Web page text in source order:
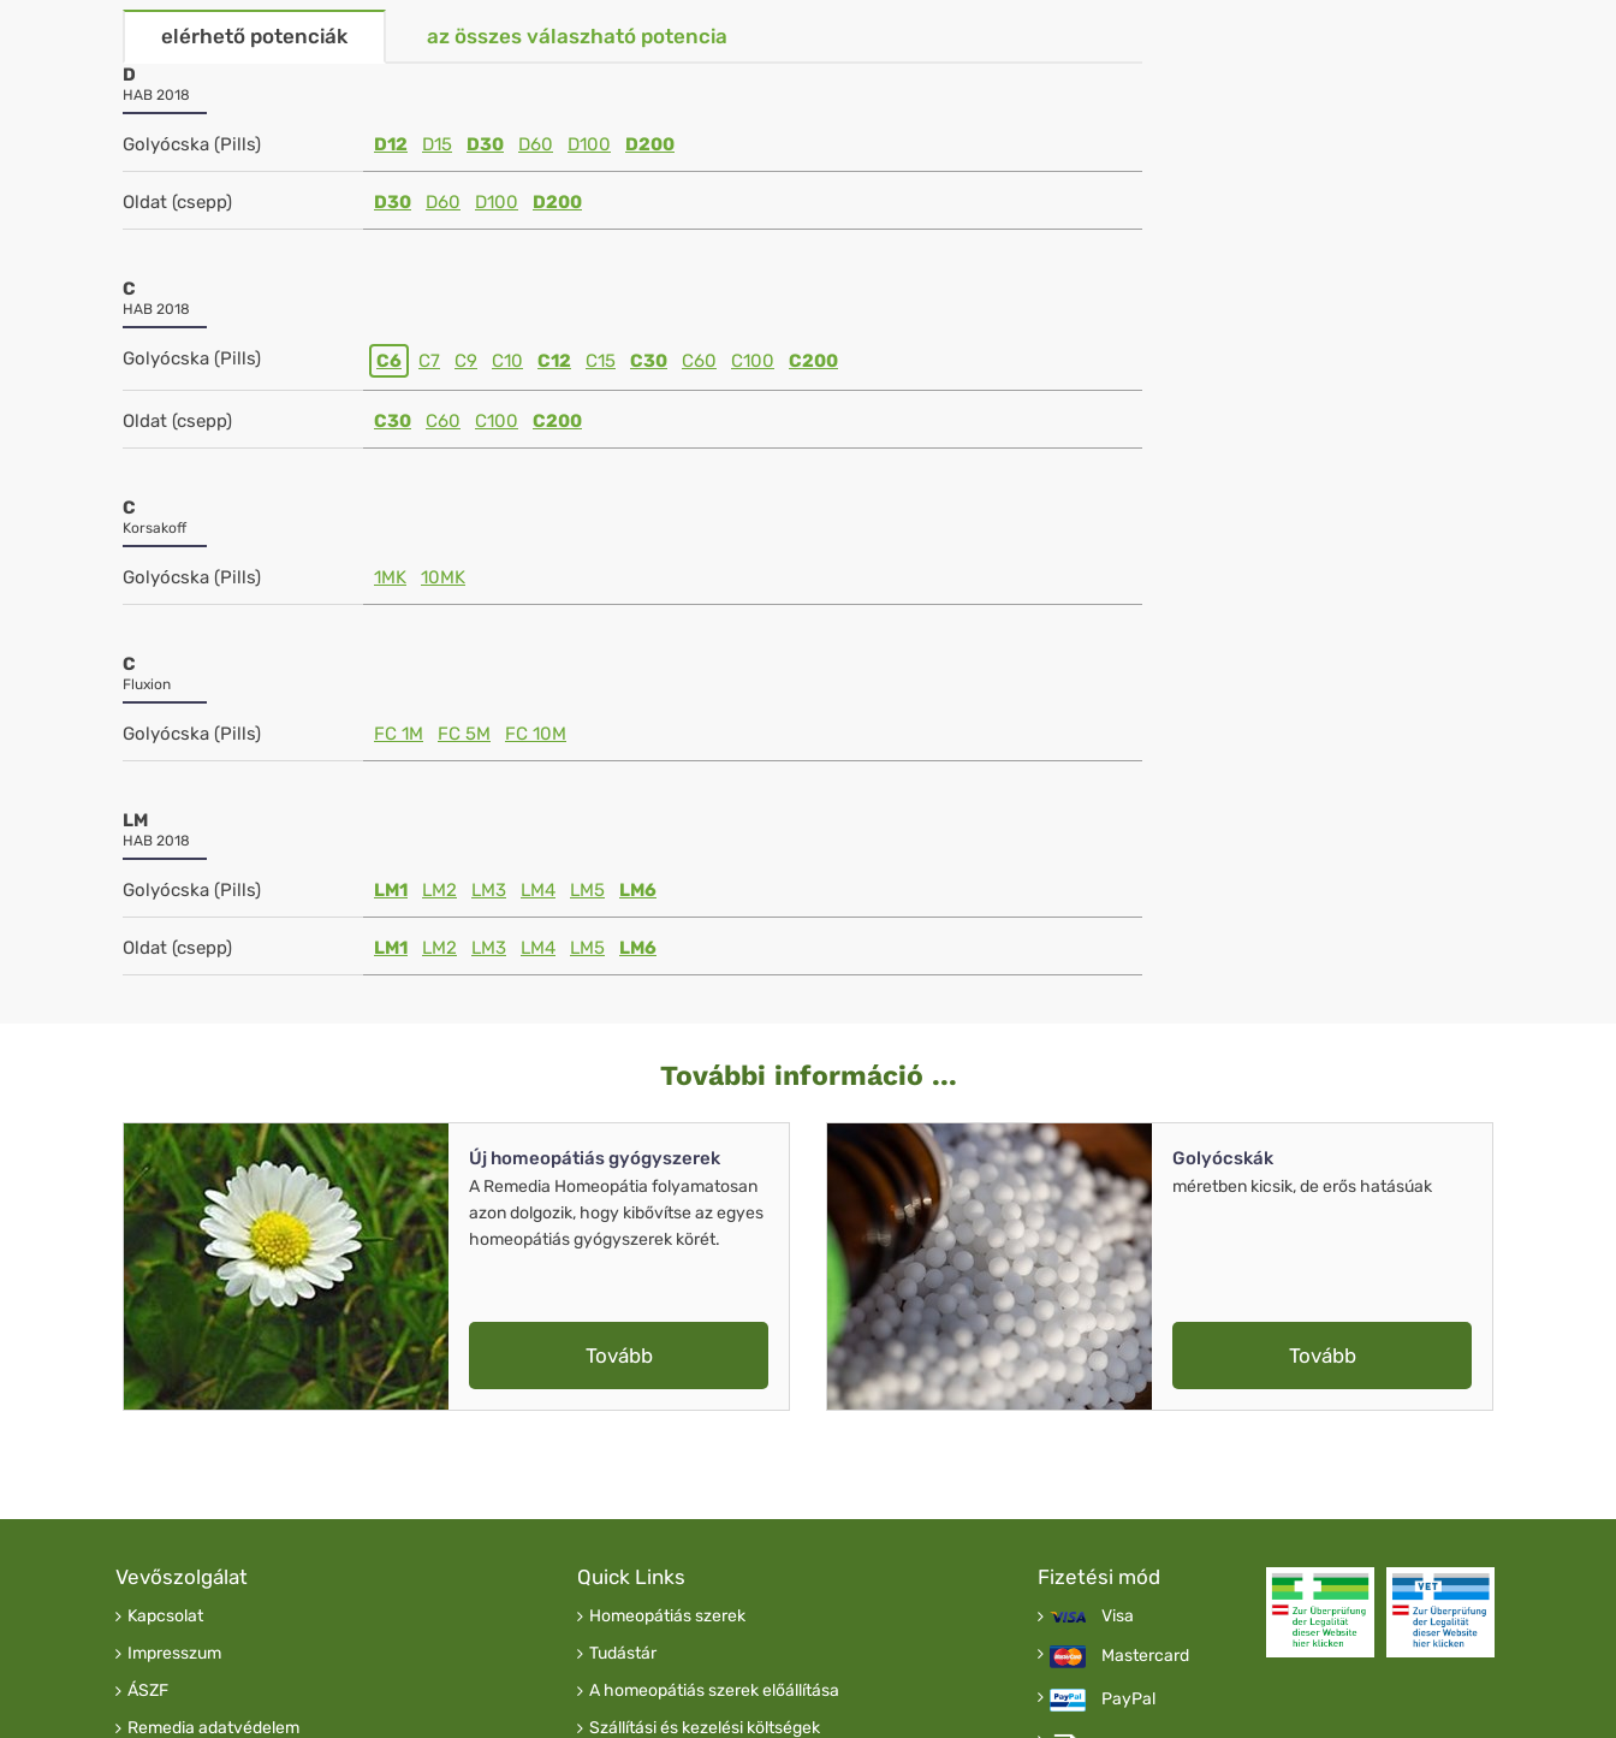
elérhető potenciák az összes válaszható potencia
D
HAB 2018
Golyócska (Pills) D12 D15 D30 D60 D100 D200
Oldat (csepp) D30 D60 D100 D200
C
HAB 2018
Golyócska (Pills) C6 C7 C9 C10 C12 C15 C30 C60 C100 C200
Oldat (csepp) C30 C60 C100 C200
C
Korsakoff
Golyócska (Pills) 1MK 10MK
C
Fluxion
Golyócska (Pills) FC 1M FC 5M FC 10M
LM
HAB 2018
Golyócska (Pills) LM1 LM2 LM3 LM4 LM5 LM6
Oldat (csepp) LM1 LM2 LM3 LM4 LM5 LM6
További információ ...
Új homeopátiás gyógyszerek
A Remedia Homeopátia folyamatosan
azon dolgozik, hogy kibővítse az egyes
homeopátiás gyógyszerek körét.
Tovább
Golyócskák
méretben kicsik, de erős hatásúak
Tovább
Vevőszolgálat
Kapcsolat
Impresszum
ÁSZF
Remedia adatvédelem
Quick Links
Homeopátiás szerek
Tudástár
A homeopátiás szerek előállítása
Szállítási és kezelési költségek
Fizetési mód
Visa
Mastercard
PayPal